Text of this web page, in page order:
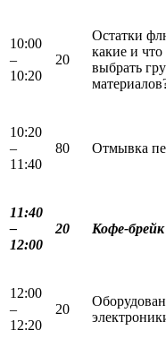
10:00
–
10:20
20
Остатки
какие и
выбрать
10:20
–
11:40
80 Отмывка
11:40
–
12:00
20 Кофе-брейк
12:00
–
12:20
20